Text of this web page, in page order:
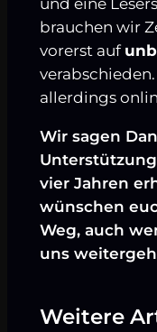
und eine
brauchen wir
vorerst auf
allerdings
Wir sagen
vier Jahren
wünschen
Weg, auch
uns
Weitere